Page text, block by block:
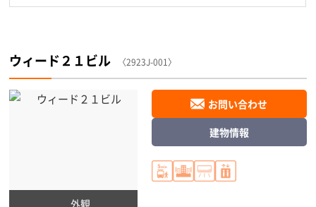
ウィード２１ビル 〈2923J-001〉
外観
お問い合わせ
建物情報